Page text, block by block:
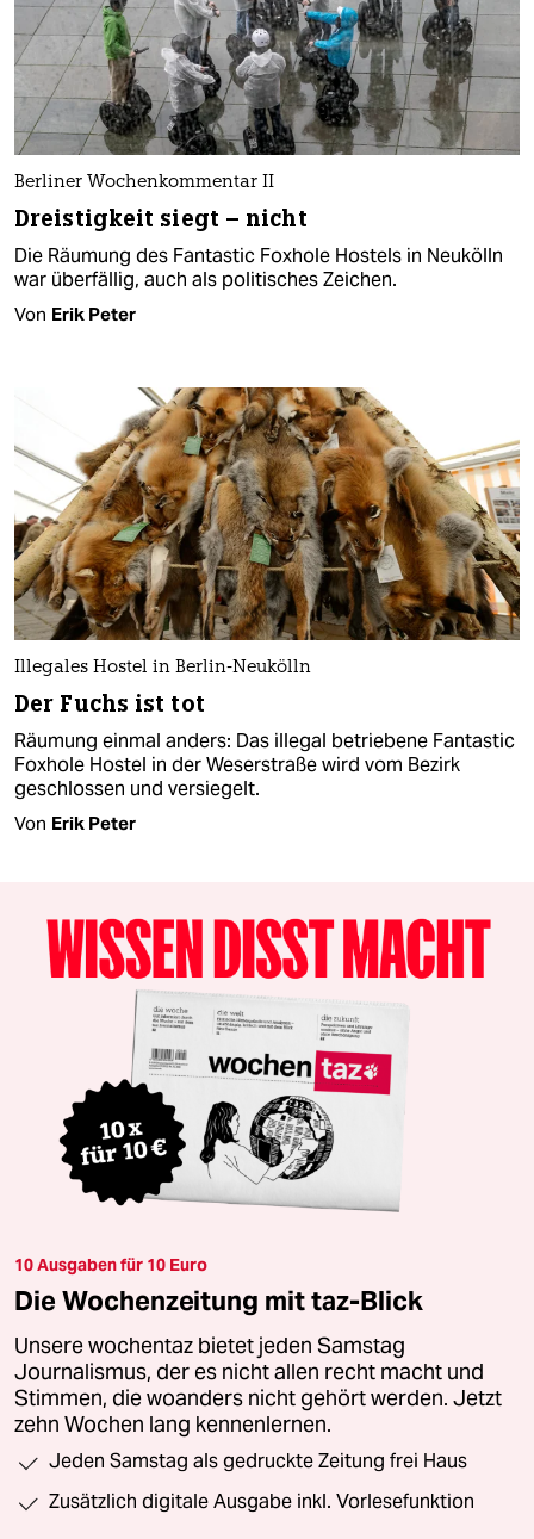
Berliner Wochenkommentar II
Dreistigkeit siegt – nicht
Die Räumung des Fantastic Foxhole Hostels in Neukölln
war überfällig, auch als politisches Zeichen.
Von Erik Peter
Illegales Hostel in Berlin-Neukölln
Der Fuchs ist tot
Räumung einmal anders: Das illegal betriebene Fantastic
Foxhole Hostel in der Weserstraße wird vom Bezirk
geschlossen und versiegelt.
Von Erik Peter
10 Ausgaben für 10 Euro
Die Wochenzeitung mit taz-Blick
Unsere wochentaz bietet jeden Samstag
Journalismus, der es nicht allen recht macht und
Stimmen, die woanders nicht gehört werden. Jetzt
zehn Wochen lang kennenlernen.
Jeden Samstag als gedruckte Zeitung frei Haus
Zusätzlich digitale Ausgabe inkl. Vorlesefunktion